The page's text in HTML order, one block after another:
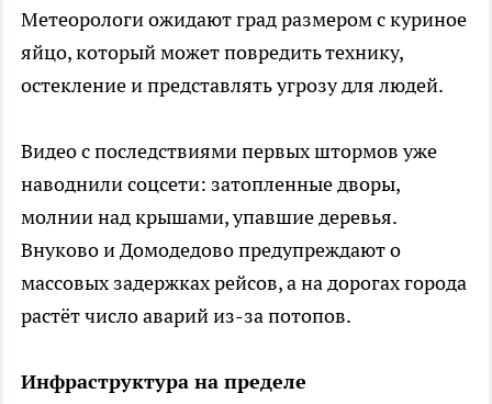
Метеорологи ожидают град размером с куриное
яйцо, который может повредить технику,
остекление и представлять угрозу для людей.
Видео с последствиями первых штормов уже
наводнили соцсети: затопленные дворы,
молнии над крышами, упавшие деревья.
Внуково и Домодедово предупреждают о
массовых задержках рейсов, а на дорогах города
растёт число аварий из-за потопов.
Инфраструктура на пределе